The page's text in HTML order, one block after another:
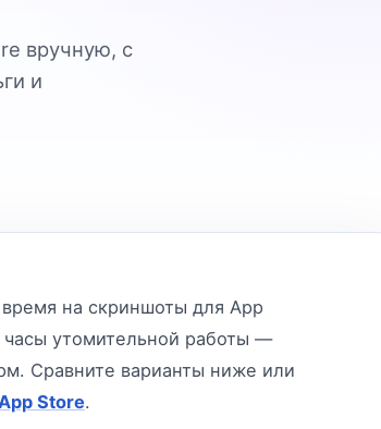
вручную, с
и
на скриншоты для App
утомительной работы —
Сравните варианты ниже или
Store.